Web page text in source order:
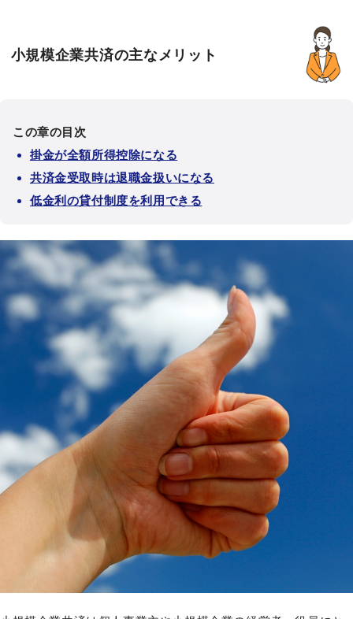
小規模企業共済の主なメリット
この章の目次
掛金が全額所得控除になる
共済金受取時は退職金扱いになる
低金利の貸付制度を利用できる